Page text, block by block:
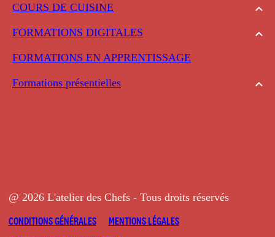
COURS DE CUISINE
FORMATIONS DIGITALES
FORMATIONS EN APPRENTISSAGE
Formations présentielles
@ 2026 L'atelier des Chefs - Tous droits réservés
CONDITIONS GÉNÉRALES
MENTIONS LÉGALES